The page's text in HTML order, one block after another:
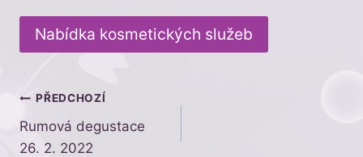
Nabídka kosmetických služeb
Navigace
pro
PŘEDCHOZÍ
Rumová degustace
26. 2. 2022